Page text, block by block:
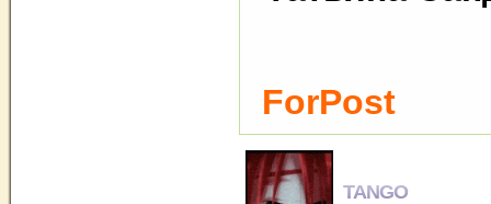
ForPost
TANGO